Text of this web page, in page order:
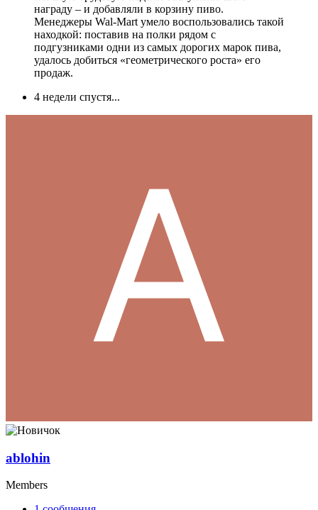
награду – и добавляли в корзину пиво.
Менеджеры Wal-Mart умело воспользовались такой
находкой: поставив на полки рядом с
подгузниками одни из самых дорогих марок пива,
удалось добиться «геометрического роста» его
продаж.
4 недели спустя...
ablohin
Members